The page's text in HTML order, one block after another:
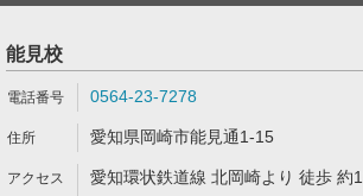
能見校
0564-23-7278
愛知県岡崎市能見通1-15
愛知環状鉄道線 北岡崎より 徒歩 約